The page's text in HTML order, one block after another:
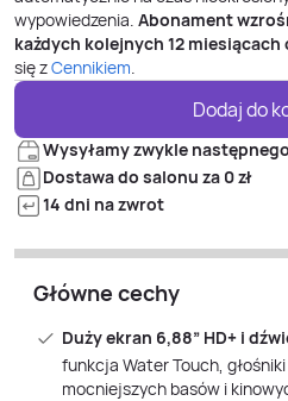
wypowiedzenia. Abonament
każdych kolejnych 12 miesiącach
się zCennikiem.
Dodaj do
Wysyłamy zwykle
Dostawa do salonu za 0 zł
14 dni na zwrot
Główne cechy
Duży ekran 6,88” HD+ i
funkcja Water Touch,
mocniejszych basów i